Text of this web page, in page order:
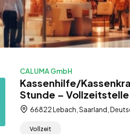
CALUMA GmbH
Kassenhilfe/
Stunde –
66822 Lebach, Saarland,
Vollzeit